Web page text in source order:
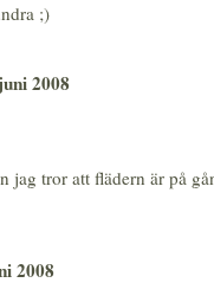
;)
2008
jag tror att flädern är på
2008